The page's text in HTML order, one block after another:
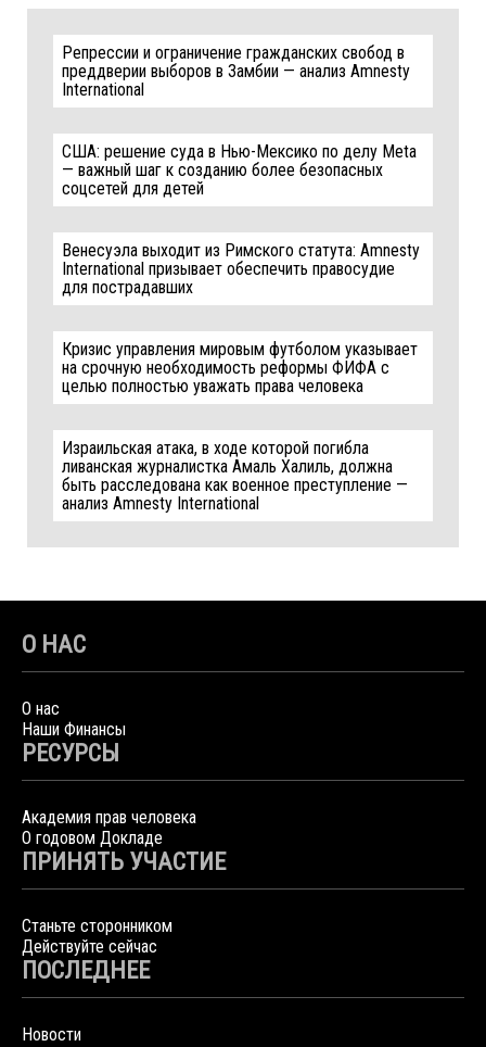
Репрессии и ограничение гражданских свобод в
преддверии выборов в Замбии — анализ Amnesty
International
США: решение суда в Нью-Мексико по делу Meta
— важный шаг к созданию более безопасных
соцсетей для детей
Венесуэла выходит из Римского статута: Amnesty
International призывает обеспечить правосудие
для пострадавших
Кризис управления мировым футболом указывает
на срочную необходимость реформы ФИФА с
целью полностью уважать права человека
Израильская атака, в ходе которой погибла
ливанская журналистка Амаль Халиль, должна
быть расследована как военное преступление —
анализ Amnesty International
О НАС
О нас
Наши Финансы
РЕСУРСЫ
Академия прав человека
О годовом Докладе
ПРИНЯТЬ УЧАСТИЕ
Станьте сторонником
Действуйте сейчас
ПОСЛЕДНЕЕ
Новости